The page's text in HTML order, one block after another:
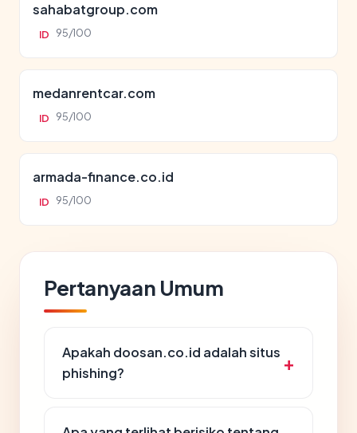
sahabatgroup.com
ID 95/100
medanrentcar.com
ID 95/100
armada-finance.co.id
ID 95/100
Pertanyaan Umum
Apakah doosan.co.id adalah situs
phishing?